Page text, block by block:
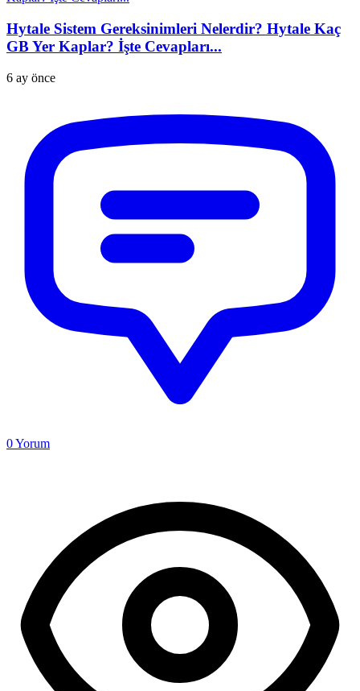
Hytale Sistem Gereksinimleri Nelerdir? Hytale Kaç
GB Yer Kaplar? İşte Cevapları...
6 ay önce
0Yorum